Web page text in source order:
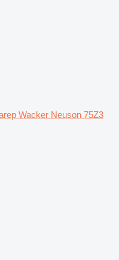
Wacker Neuson 75Z3